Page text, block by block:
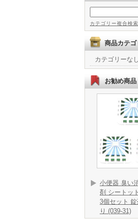
カテゴリー複合検
商品カテゴ
カテゴリーなし
お勧め商品
小便器 臭い
剤 シートッ
3個セット
り (039-31)